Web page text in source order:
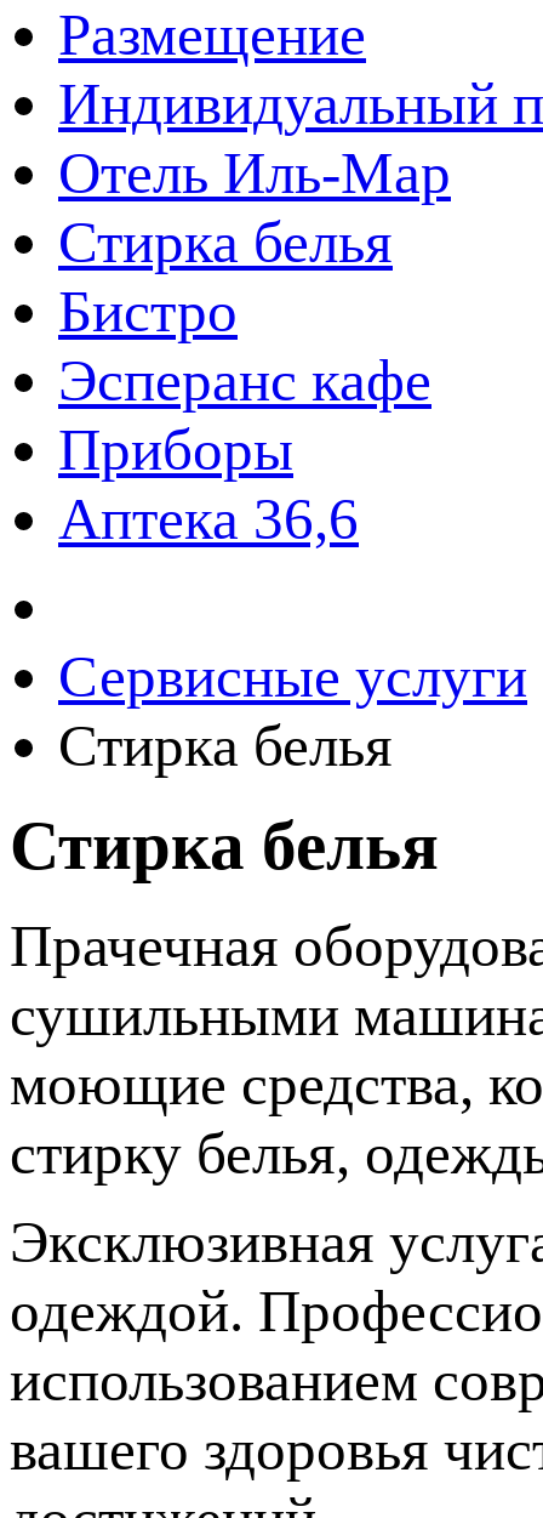
Размещение
Индивидуальный
Отель Иль-Мар
Стирка белья
Бистро
Эсперанс кафе
Приборы
Аптека 36,6
Сервисные услуги
Стирка белья
Стирка белья
Прачечная
сушильными
моющие средства,
стирку белья,
Эксклюзивная
одеждой.
использованием
вашего здоровья